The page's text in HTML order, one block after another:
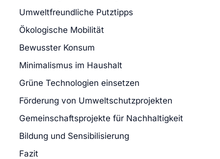
Umweltfreundliche Putztipps
Ökologische Mobilität
Bewusster Konsum
Minimalismus im Haushalt
Grüne Technologien einsetzen
Förderung von Umweltschutzprojekten
Gemeinschaftsprojekte für Nachhaltigkeit
Bildung und Sensibilisierung
Fazit